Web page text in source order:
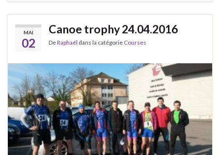
MAI
02
Canoe trophy 24.04.2016
DeRaphaël dans la catégorie Courses